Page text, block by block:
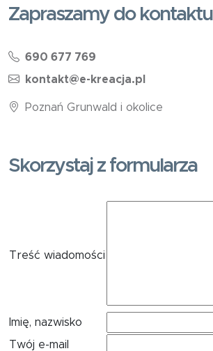
Zapraszamy do kontaktu
690 677 769
kontakt@e-kreacja.pl
Poznań Grunwald i okolice
Skorzystaj z formularza
Treść wiadomości
Imię, nazwisko
Twój e-mail